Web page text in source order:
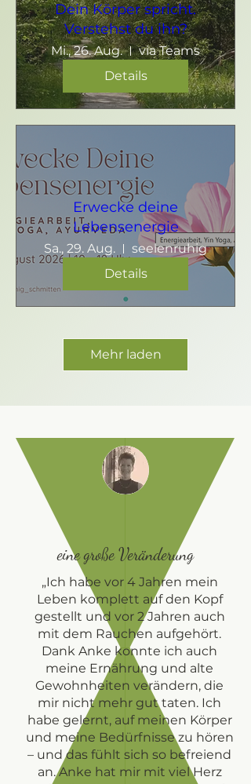
Dein Körper spricht.
Verstehst du ihn?
Mi., 26. Aug.
via Teams
Details
Erwecke deine
Lebensenergie
Sa., 29. Aug.
seelenruhig
Details
Mehr laden
eine große Veränderung
„Ich habe vor 4 Jahren mein
Leben komplett auf den Kopf
gestellt und vor 2 Jahren auch
mit dem Rauchen aufgehört.
Dank Anke konnte ich auch
meine Ernährung und alte
Gewohnheiten verändern, die
mir nicht mehr gut taten. Ich
habe gelernt, auf meinen Körper
und meine Bedürfnisse zu hören
– und das fühlt sich so befreiend
an. Anke hat mir mit viel Herz